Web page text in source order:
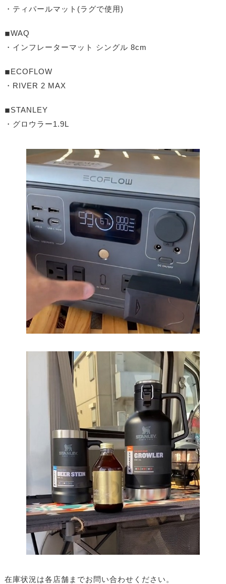
・ティパールマット(ラグで使用)
◾︎WAQ
・インフレーターマット シングル 8cm
◾︎ECOFLOW
・RIVER 2 MAX
◾︎STANLEY
・グロウラー1.9L
在庫状況は各店舗までお問い合わせください。